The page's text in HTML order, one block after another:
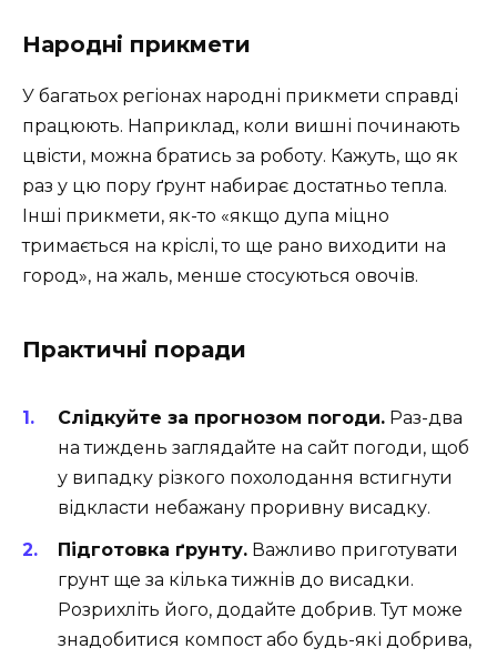
Народні прикмети
У багатьох регіонах народні прикмети справді
працюють. Наприклад, коли вишні починають
цвісти, можна братись за роботу. Кажуть, що як
раз у цю пору ґрунт набирає достатньо тепла.
Інші прикмети, як-то «якщо дупа міцно
тримається на кріслі, то ще рано виходити на
город», на жаль, менше стосуються овочів.
Практичні поради
Слідкуйте за прогнозом погоди. Раз-два
на тиждень заглядайте на сайт погоди, щоб
у випадку різкого похолодання встигнути
відкласти небажану проривну висадку.
Підготовка ґрунту. Важливо приготувати
грунт ще за кілька тижнів до висадки.
Розрихліть його, додайте добрив. Тут може
знадобитися компост або будь-які добрива,